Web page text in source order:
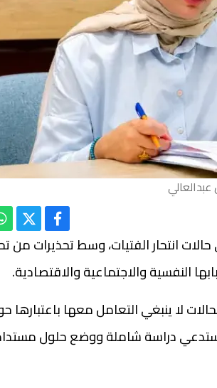
انتحار الفتيات، وسط تحذيرات من
النفسية والاجتماعية والاقتصادية.
لا ينبغي التعامل معها باعتبارها
دراسة شاملة ووضع حلول